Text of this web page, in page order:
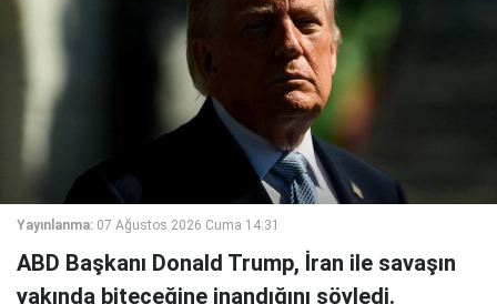
Yayınlanma: 07 Ağustos 2026 Cuma 14:31
ABD Başkanı Donald Trump, İran ile savaşın
yakında biteceğine inandığını söyledi.